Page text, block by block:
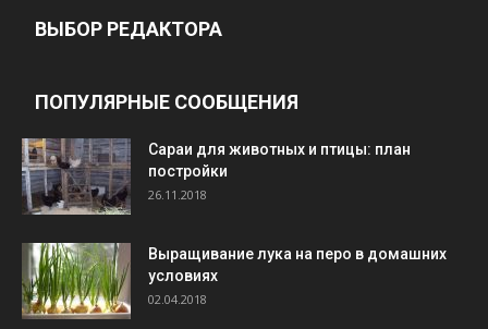
ВЫБОР РЕДАКТОРА
ПОПУЛЯРНЫЕ СООБЩЕНИЯ
Cараи для животных и птицы: план
постройки
26.11.2018
Выращивание лука на перо в домашних
условиях
02.04.2018